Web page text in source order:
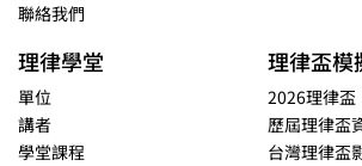
聯絡我們
理律學堂
單位
講者
學堂課程
理律盃模
2026理律盃
歷屆理律盃
台灣理律盃